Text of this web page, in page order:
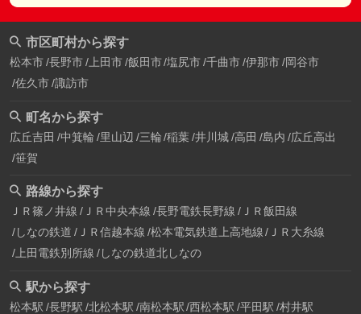
市区町村から探す
松本市 長野市 上田市 飯田市 塩尻市 千曲市 伊那市 岡谷市
佐久市 諏訪市
町名から探す
広丘吉田 中箕輪 里山辺 三輪 稲葉 井川城 高田 島内 広丘高出
笹賀
路線から探す
ＪＲ篠ノ井線 ＪＲ中央本線 長野電鉄長野線 ＪＲ飯田線
しなの鉄道 ＪＲ信越本線 松本電気鉄道上高地線
ＪＲ大糸線
上田電鉄別所線 しなの鉄道北しなの
駅から探す
松本駅 長野駅 北松本駅 南松本駅 西松本駅 平田駅 村井駅